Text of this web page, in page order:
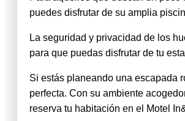
puedes disfrutar de su amplia
La seguridad y privacidad de los
para que puedas disfrutar de tu
Si estás planeando una escapada
perfecta. Con su ambiente
reserva tu habitación en el Motel